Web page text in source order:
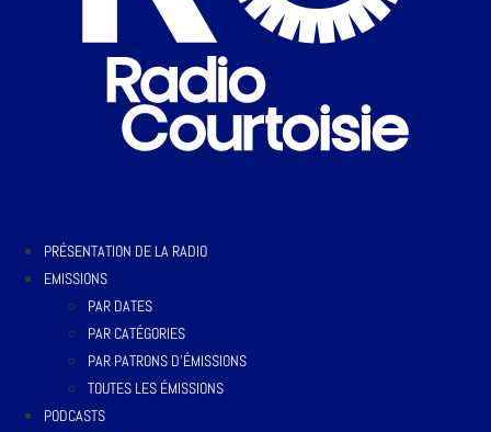
PRÉSENTATION DE LA RADIO
EMISSIONS
PAR DATES
PAR CATÉGORIES
PAR PATRONS D’ÉMISSIONS
TOUTES LES ÉMISSIONS
PODCASTS